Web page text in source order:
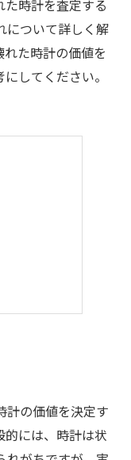
た時計を査定する
について詳しく解
た時計の価値を
してください。
計の価値を決定す
的には、時計は状